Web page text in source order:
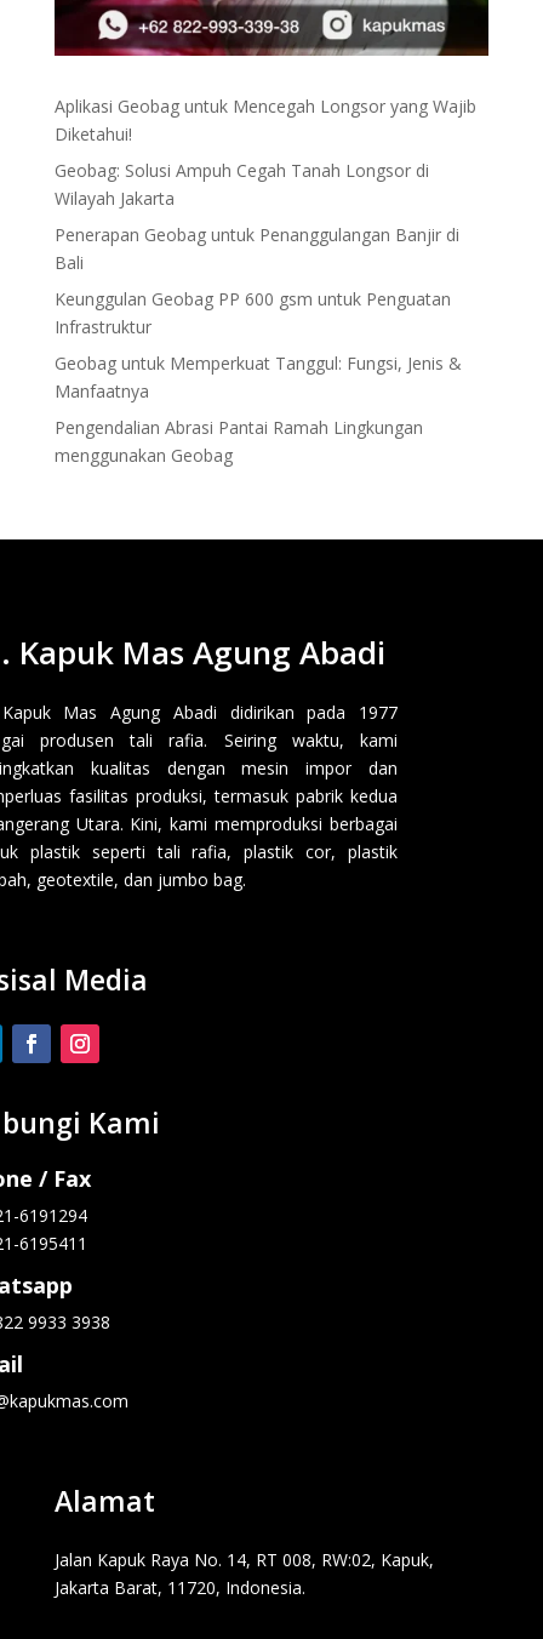
Aplikasi Geobag untuk Mencegah Longsor yang Wajib
Diketahui!
Geobag: Solusi Ampuh Cegah Tanah Longsor di
Wilayah Jakarta
Penerapan Geobag untuk Penanggulangan Banjir di
Bali
Keunggulan Geobag PP 600 gsm untuk Penguatan
Infrastruktur
Geobag untuk Memperkuat Tanggul: Fungsi, Jenis &
Manfaatnya
Pengendalian Abrasi Pantai Ramah Lingkungan
menggunakan Geobag
Kapuk Mas Agung Abadi
Mas Agung Abadi didirikan pada 1977
produsen tali rafia. Seiring waktu, kami
kualitas dengan mesin impor dan
fasilitas produksi, termasuk pabrik kedua
Utara. Kini, kami memproduksi berbagai
plastik seperti tali rafia, plastik cor, plastik
geotextile, dan jumbo bag.
Media
Kami
/ Fax
6191294
6195411
9933 3938
Alamat
Jalan Kapuk Raya No. 14, RT 008, RW:02, Kapuk,
Jakarta Barat, 11720, Indonesia.